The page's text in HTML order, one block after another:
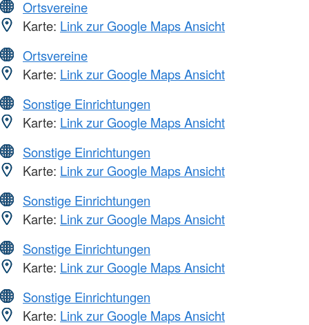
Ortsvereine
Karte: Link zur Google Maps Ansicht
Ortsvereine
Karte: Link zur Google Maps Ansicht
Sonstige Einrichtungen
Karte: Link zur Google Maps Ansicht
Sonstige Einrichtungen
Karte: Link zur Google Maps Ansicht
Sonstige Einrichtungen
Karte: Link zur Google Maps Ansicht
Sonstige Einrichtungen
Karte: Link zur Google Maps Ansicht
Sonstige Einrichtungen
Karte: Link zur Google Maps Ansicht